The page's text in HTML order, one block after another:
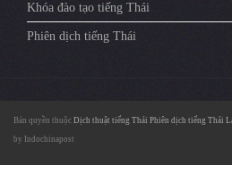
Khóa đào tạo tiếng Thái
Phiên dịch tiếng Thái
Bản quyền thuộc Dịch thuật tiếng Thái Phiên dịch tiếng Thái
by Indochinapost